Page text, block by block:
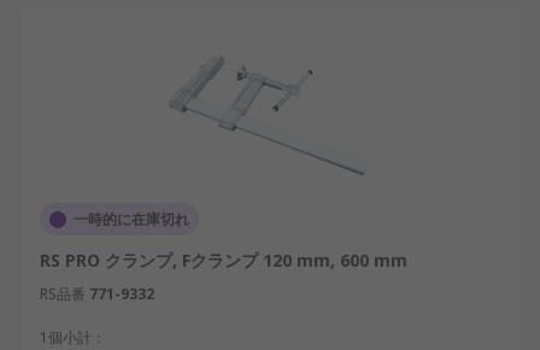
一時的に在庫切れ
RS PRO クランプ, Fクランプ 120 mm, 600 mm
RS品番 771-9332
1個小計：